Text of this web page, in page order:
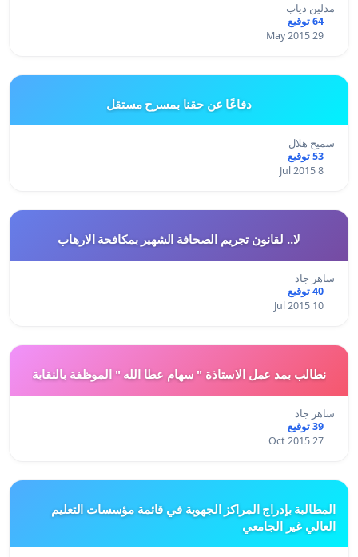
مدلين ذياب
64 توقيع
29 May 2015
دفاعًا عن حقنا بمسرح مستقل
سميح هلال
53 توقيع
8 Jul 2015
لا.. لقانون تجريم الصحافة الشهير بمكافحة الارهاب
ساهر جاد
40 توقيع
10 Jul 2015
نطالب بمد عمل الاستاذة " سهام عطا الله " الموظفة بالنقابة
ساهر جاد
39 توقيع
27 Oct 2015
المطالبة بإدراج المراكز الجهوية في قائمة مؤسسات التعليم
العالي غير الجامعي